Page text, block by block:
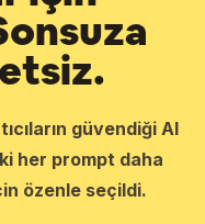
güvendiği AI
her prompt daha
özenle seçildi.